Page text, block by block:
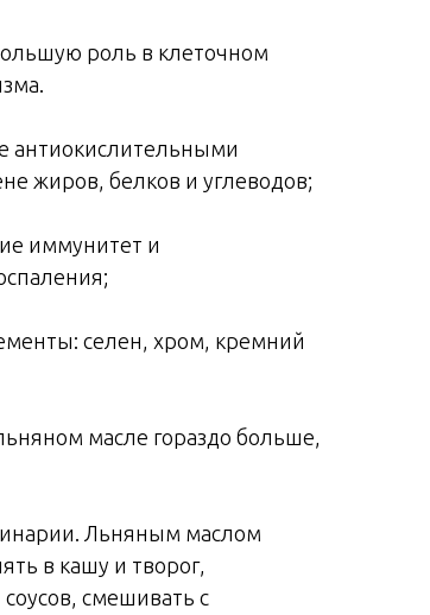
роль в клеточном
антиокислительными
жиров, белков и углеводов;
иммунитет и
селен, хром, кремний
масле гораздо больше,
Льняным маслом
в кашу и творог,
смешивать с